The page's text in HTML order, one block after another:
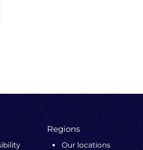
Regions
Our locations